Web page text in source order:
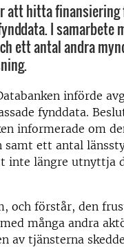
att hitta
I samarbete
ett antal andra
införde
fynddata.
informerade om
samt ett antal
längre utnyttja
och förstår, den
många andra
av tjänsterna